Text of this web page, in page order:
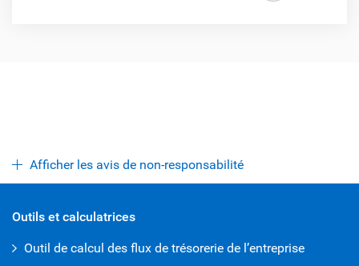
Afficher les avis de non-responsabilité
Outils et calculatrices
Outil de calcul des flux de trésorerie de l’entreprise